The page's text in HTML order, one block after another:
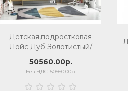
Детская,подростковая
Лойс Дуб Золотистый/
50560.00р.
Без НДС: 50560.00р.